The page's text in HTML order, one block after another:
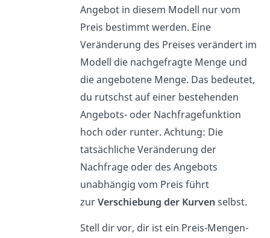
Angebot in diesem Modell nur vom
Preis bestimmt werden. Eine
Veränderung des Preises verändert im
Modell die nachgefragte Menge und
die angebotene Menge. Das bedeutet,
du rutschst auf einer bestehenden
Angebots- oder Nachfragefunktion
hoch oder runter. Achtung: Die
tatsächliche Veränderung der
Nachfrage oder des Angebots
unabhängig vom Preis führt
zurVerschiebung der Kurvenselbst.
Stell dir vor, dir ist ein Preis-Mengen-